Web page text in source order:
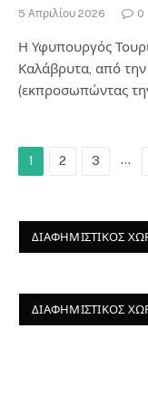
5 Απριλίου 2026 0
Η Υφυπουργός
Καλάβρυτα, από την
(εκπροσωπώντας
1 2 3 …
ΔΙΑΦΗΜΙΣΤΙΚΌΣ
ΔΙΑΦΗΜΙΣΤΙΚΌΣ